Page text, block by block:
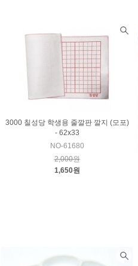
3000 칠성당 학생용 줄깔판 깔지 (모포)
- 62x33
NO-61680
2,000원
1,650원